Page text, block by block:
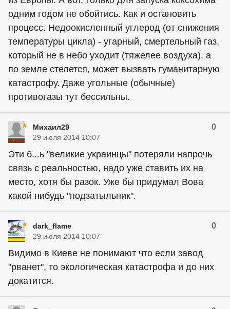
одним годом не обойтись. Как и остановить
процесс. Недоокисленный углерод (от снижения
температуры цикла) - угарный, смертельный газ,
который не в небо уходит (тяжелее воздуха), а
по земле стелется, может вызвать гуманитарную
катастрофу. Даже угольные (обычные)
противогазы тут бессильны.
Михаил29 0
29 июля 2014 10:07
Эти б...ь "великие украинцы" потеряли напрочь
связь с реальностью, надо уже ставить их на
место, хотя бы разок. Уже бы придумал Вова
какой нибудь "подзатыльник".
dark_flame 0
29 июля 2014 10:07
Видимо в Киеве не понимают что если завод
"рванет", то экологическая катастрофа и до них
докатится.